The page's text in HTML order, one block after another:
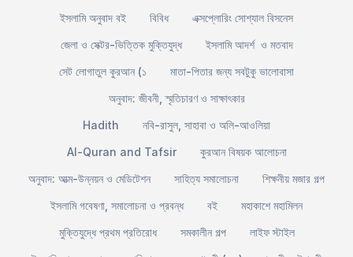
ইসলামি অনুবাদ বই
বিবিধ
এক্সপ্লোরিং সোশ্যাল বিসনেস
জেলা ও সেক্টর-ভিত্তিক মুক্তিযুদ্ধ
ইসলামি আদর্শ ও মতবাদ
সেট লোগাতুল কুরআন (১
মাতা-পিতার জন্য সবটুকু ভালোবাসা
অনুবাদ: জীবনী, স্মৃতিচারণ ও সাক্ষাৎকার
Hadith
নবি-রাসুল, সাহাবা ও অলি-আওলিয়া
Al-Quran and Tafsir
কুরআন বিষয়ক আলোচনা
অনুবাদ: আত্ম-উন্নয়ন ও মেডিটেশন
সাহিত্য সমালোচনা
শিক্ষনীয় মজার গল্প
ইসলামি গবেষণা, সমালোচনা ও প্রবন্ধ
বই
মহাকাশে মহামিলন
মুক্তিযুদ্ধে প্রথম প্রতিরোধ
সমকালীন গল্প
লাইফ স্টাইল